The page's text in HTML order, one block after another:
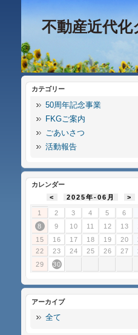
不動産近代
カテゴリー
50周年記念事業
FKGご案内
ごあいさつ
活動報告
カレンダー
<
2025年-06月 >
1 2 3 4 5 6
8
9 10 11 12 13
15
16 17 18 19 20
22
23 24 25 26 27
29
30
アーカイブ
全て